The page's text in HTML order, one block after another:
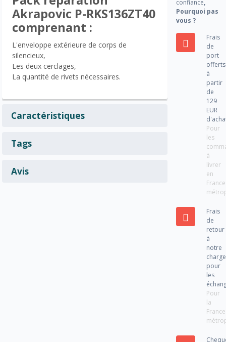
Akrapovic P-RKS136ZT40
comprenant :
L'enveloppe extérieure de corps de
silencieux,
Les deux cerclages,
La quantité de rivets nécessaires.
Caractéristiques
Tags
Avis
confiance,
Pourquoi pas
vous ?
Frais
de
port
offerts
à
partir
de
129
EUR
Pour
les
à
livrer
en
France
Frais
de
retour
à
notre
charge
pour
les
Pour
la
France